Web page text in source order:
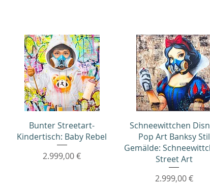
Schnellansicht
Bunter Streetart-
Kindertisch: Baby Rebel
Preis
2.999,00 €
Schnellansicht
Schneewittchen
Pop Art Banksy Stil
Gemälde:
Street Art
Preis
2.999,00 €